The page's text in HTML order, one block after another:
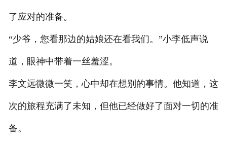
了应对的准备。
“少爷，您看那边的姑娘还在看我们。”小李低声说
道，眼神中带着一丝羞涩。
李文远微微一笑，心中却在想别的事情。他知道，这
次的旅程充满了未知，但他已经做好了面对一切的准
备。